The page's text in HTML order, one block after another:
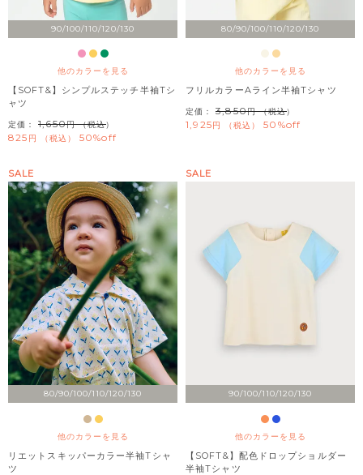
90/100/110/120/130
他のカラーを見る
【SOFT&】シンプルステッチ半袖Tシ
ャツ
定価： 1,650 （税込）
825 税込 50%off
80/90/100/110/120/130
他のカラーを見る
フリルカラーAライン半袖Tシャツ
定価： 3,850 （税込）
1,925 税込 50%off
80/90/100/110/120/130
他のカラーを見る
SALE
リエットスキッパーカラー半袖Tシャ
ツ
90/100/110/120/130
他のカラーを見る
SALE
【SOFT&】配色ドロップショルダー
半袖Tシャツ